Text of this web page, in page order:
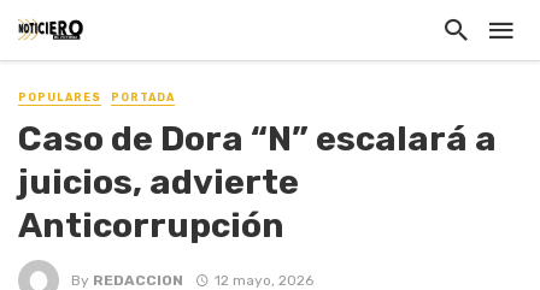
POPULARES PORTADA
Caso de Dora “N” escalará a
juicios, advierte
Anticorrupción
By REDACCION 12 mayo, 2026